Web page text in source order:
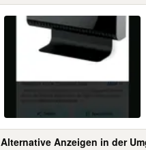
Alternative Anzeigen in der